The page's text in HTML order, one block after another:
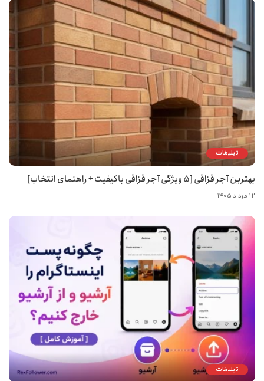
تبلیغات
بهترین آجر قزاقی [5 ویژگی آجر قزاقی باکیفیت + راهنمای انتخاب]
۱۲ مرداد ۱۴۰۵
تبلیغات